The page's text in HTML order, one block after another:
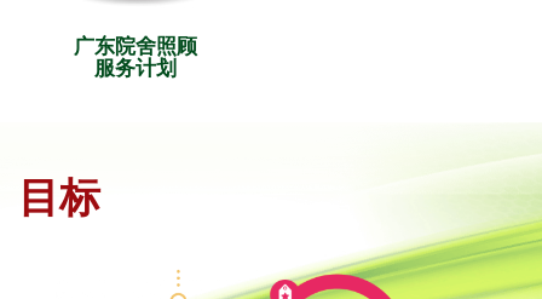
广东院舍照顾
服务计划
目标